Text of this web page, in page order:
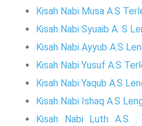
Kisah Nabi Musa A.S
Kisah Nabi Syuaib A. S
Kisah Nabi Ayyub A.S
Kisah Nabi Yusuf A.S
Kisah Nabi Yaqub A.S
Kisah Nabi Ishaq A.S
Kisah Nabi Luth A.S :